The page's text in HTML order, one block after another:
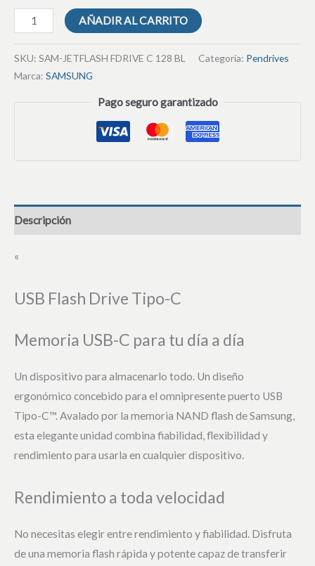
AÑADIR AL CARRITO
SKU: SAM-JETFLASH FDRIVE C 128 BL Categoría: Pendrives
Marca: SAMSUNG
Pago seguro garantizado
Descripción
«
USB Flash Drive Tipo-C
Memoria USB-C para tu día a día
Un dispositivo para almacenarlo todo. Un diseño
ergonómico concebido para el omnipresente puerto USB
Tipo-C™. Avalado por la memoria NAND flash de Samsung,
esta elegante unidad combina fiabilidad, flexibilidad y
rendimiento para usarla en cualquier dispositivo.
Rendimiento a toda velocidad
No necesitas elegir entre rendimiento y fiabilidad. Disfruta
de una memoria flash rápida y potente capaz de transferir